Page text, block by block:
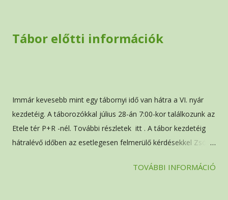
Tábor előtti információk
Immár kevesebb mint egy tábornyi idő van hátra a VI. nyár
kezdetéig. A táborozókkal július 28-án 7:00-kor találkozunk az
Etele tér P+R -nél. További részletek itt . A tábor kezdetéig
hátralévő időben az esetlegesen felmerülő kérdésekkel Zsófit
TOVÁBBI INFORMÁCIÓ